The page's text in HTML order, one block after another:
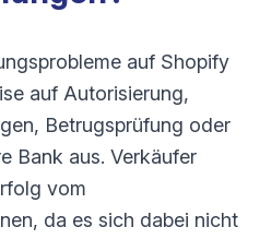
auf Shopify
auf Autorisierung,
Betrugsprüfung oder
Bank aus. Verkäufer
vom
da es sich dabei nicht